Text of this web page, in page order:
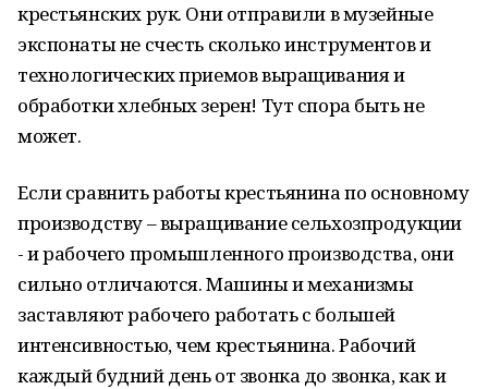
крестьянских рук. Они отправили в музейные
экспонаты не счесть сколько инструментов и
технологических приемов выращивания и
обработки хлебных зерен! Тут спора быть не
может.
Если сравнить работы крестьянина по основному
производству – выращивание сельхозпродукции
- и рабочего промышленного производства, они
сильно отличаются. Машины и механизмы
заставляют рабочего работать с большей
интенсивностью, чем крестьянина. Рабочий
каждый будний день от звонка до звонка, как и